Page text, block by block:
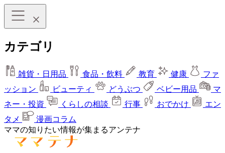
カテゴリ
雑貨・日用品 食品・飲料 教育 健康
ファ
ッション
ビューティ どうぶつ ベビー用品
マ
ネー・投資
くらしの相談 行事 おでかけ
エン
タメ
漫画コラム
ママの知りたい情報が集まるアンテナ